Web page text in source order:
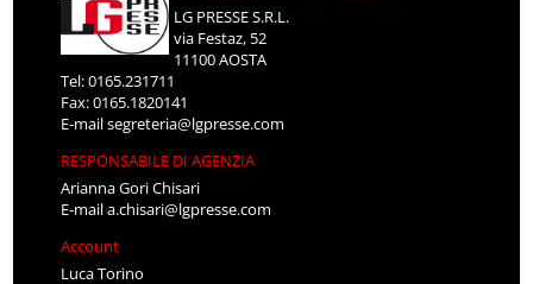
LG PRESSE S.R.L.
via Festaz, 52
11100 AOSTA
Tel: 0165.231711
Fax: 0165.1820141
E-mailsegreteria@lgpresse.com
RESPONSABILE DI AGENZIA
Arianna Gori Chisari
E-maila.chisari@lgpresse.com
Account
Luca Torino